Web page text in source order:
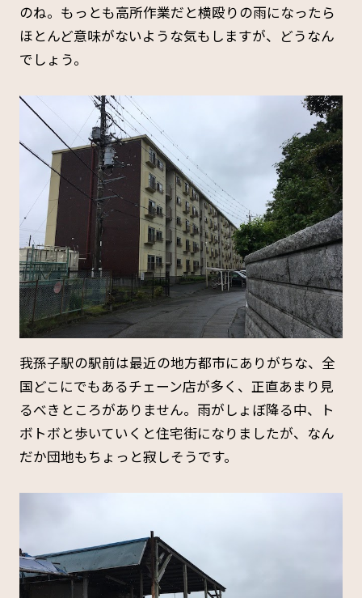
のね。もっとも高所作業だと横殴りの雨になったら
ほとんど意味がないような気もしますが、どうなん
でしょう。
我孫子駅の駅前は最近の地方都市にありがちな、全
国どこにでもあるチェーン店が多く、正直あまり見
るべきところがありません。雨がしょぼ降る中、ト
ボトボと歩いていくと住宅街になりましたが、なん
だか団地もちょっと寂しそうです。